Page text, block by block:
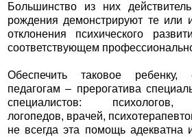
Большинство из них
рождения демонстрируют те или
отклонения психического
соответствующем
Обеспечить таковое
педагогам – прерогатива
специалистов: психологов,
логопедов, врачей,
не всегда эта помощь адекватна